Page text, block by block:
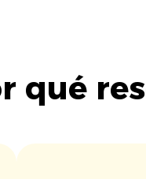
qué